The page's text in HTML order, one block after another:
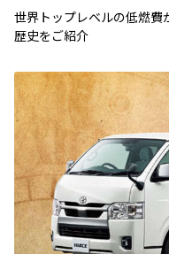
世界トップレベルの低燃費
歴史をご紹介